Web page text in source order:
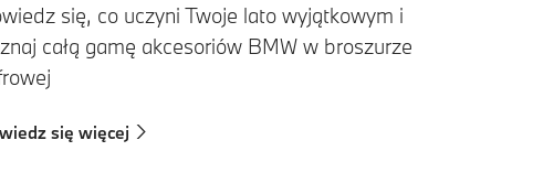
się, co uczyni Twoje lato wyjątkowym i
całą gamę akcesoriów BMW w broszurze
się więcej